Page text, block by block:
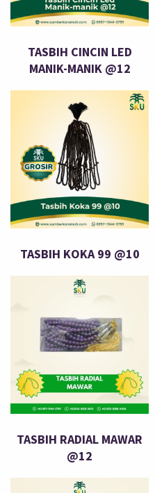
TASBIH CINCIN LED
MANIK-MANIK @12
TASBIH KOKA 99 @10
TASBIH RADIAL MAWAR
@12